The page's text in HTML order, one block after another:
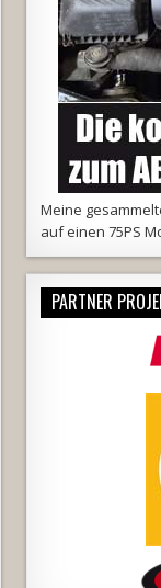
Meine
auf einen 75PS
PARTNER